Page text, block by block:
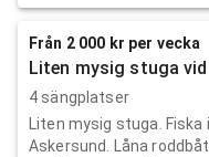
Från 2 000 kr per vecka
Liten mysig stuga
4 sängplatser
Liten mysig stuga.
Askersund. Låna